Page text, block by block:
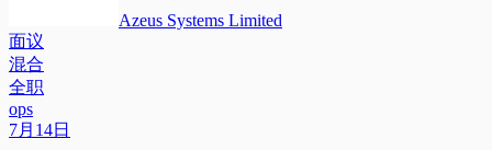
Azeus Systems Limited
面议
混合
全职
ops
7月14日